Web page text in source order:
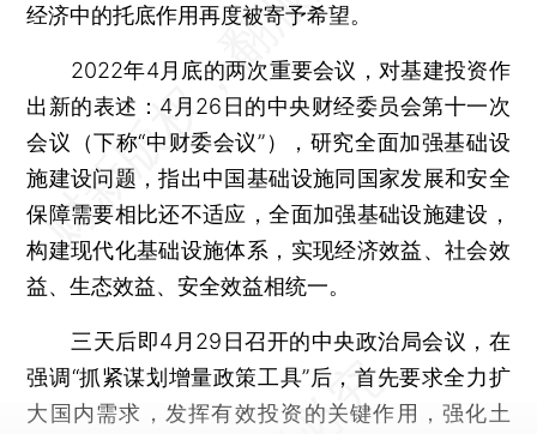
经济中的托底作用再度被寄予希望。
2022年4月底的两次重要会议，对基建投资作
出新的表述：4月26日的中央财经委员会第十一次
会议（下称“中财委会议”），研究全面加强基础设
施建设问题，指出中国基础设施同国家发展和安全
保障需要相比还不适应，全面加强基础设施建设，
构建现代化基础设施体系，实现经济效益、社会效
益、生态效益、安全效益相统一。
三天后即4月29日召开的中央政治局会议，在
强调“抓紧谋划增量政策工具”后，首先要求全力扩
大国内需求，发挥有效投资的关键作用，强化土